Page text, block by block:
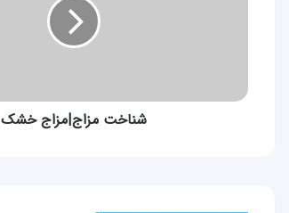
شناخت مزاج|مزاج خشک